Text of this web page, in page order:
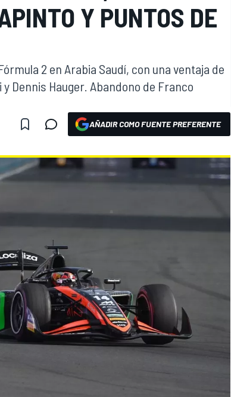
Y PUNTOS DE
2 en Arabia Saudí, con una ventaja de
Dennis Hauger. Abandono de Franco
AÑADIR COMO FUENTE PREFERENTE